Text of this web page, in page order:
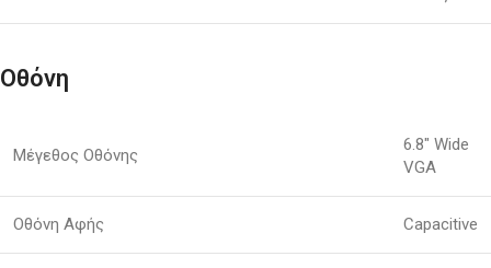
Οθόνη
Μέγεθος Οθόνης
6.8″ Wide
VGA
Οθόνη Αφής Capacitive